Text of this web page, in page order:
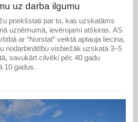
uz darba ilgumu
priekšstati par to, kas uzskatāms
uzņēmumā, ievērojami atšķiras. AS
ar “Norstat” veiktā aptauja liecina,
nodarbinātību visbiežāk uzskata 3–5
savukārt cilvēki pēc 40 gadu
10 gadus.